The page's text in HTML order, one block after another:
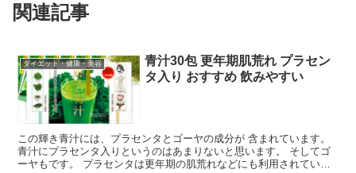
関連記事
ダイエット・健康・美容
青汁30包 更年期肌荒れ プラセン
タ入り おすすめ 飲みやすい
この輝き青汁には、プラセンタとゴーヤの成分が 含まれています。
青汁にプラセンタ入りというのはあまりないと思います。 そしてゴ
ーヤもです。 プラセンタは更年期の肌荒れなどにも利用されていま